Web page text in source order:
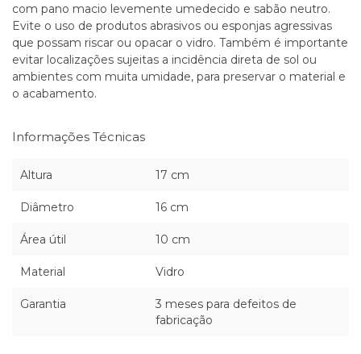
com pano macio levemente umedecido e sabão neutro.
Evite o uso de produtos abrasivos ou esponjas agressivas
que possam riscar ou opacar o vidro. Também é importante
evitar localizações sujeitas a incidência direta de sol ou
ambientes com muita umidade, para preservar o material e
o acabamento.
Informações Técnicas
Altura 17 cm
Diâmetro 16 cm
Área útil 10 cm
Material Vidro
Garantia
3 meses para defeitos de
fabricação